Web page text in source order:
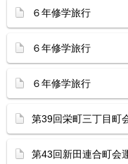
６年修学旅行
６年修学旅行
６年修学旅行
第39回栄町三丁目町
第43回新田連合町会